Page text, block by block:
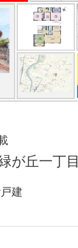
が丘一丁目
建